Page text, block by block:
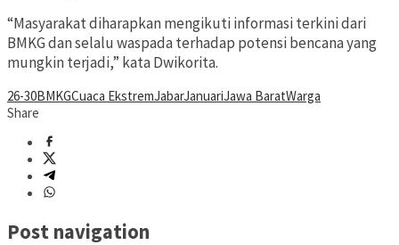
“Masyarakat diharapkan mengikuti informasi terkini dari
BMKG dan selalu waspada terhadap potensi bencana yang
mungkin terjadi,” kata Dwikorita.
26-30BMKGCuaca EkstremJabarJanuariJawa BaratWarga
Share
Post navigation